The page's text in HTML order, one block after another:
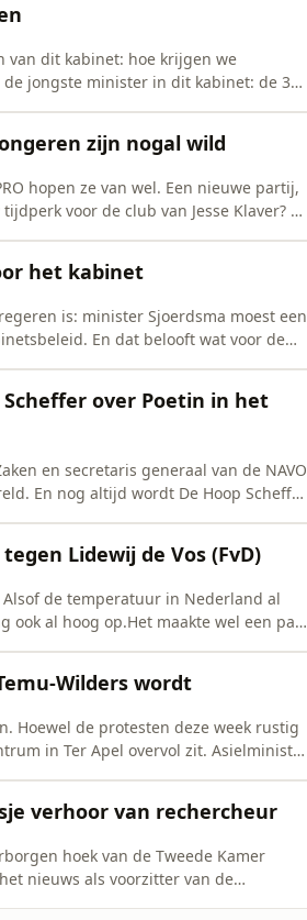
van dit kabinet: hoe krijgen we
jongste minister in dit kabinet: de 34-
zijn nogal wild
hopen ze van wel. Een nieuwe partij,
voor de club van Jesse Klaver? De
het kabinet
is: minister Sjoerdsma moest een
En dat belooft wat voor de
Scheffer over Poetin in het
en secretaris generaal van de NAVO
En nog altijd wordt De Hoop Scheffer
Lidewij de Vos (FvD)
de temperatuur in Nederland al
ook al hoog op.Het maakte wel een paar
Wilders wordt
Hoewel de protesten deze week rustig
in Ter Apel overvol zit. Asielminister
verhoor van rechercheur
hoek van de Tweede Kamer
nieuws als voorzitter van de